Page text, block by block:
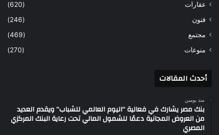
عقارات
(620)
فنون
(246)
مجتمع
(469)
منوعات
(270)
أحدث المقالات
منذ يومين
بنك مصر يشارك في فعالية “اليوم العالمي للشباب” ويقدم العديد
من العروض المجانية دعمًا للشمول المالي تحت رعاية البنك المركزي
المصري